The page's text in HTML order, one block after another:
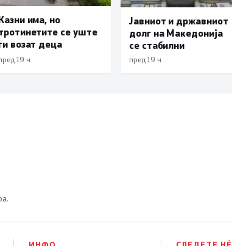
има, но
се уште
возат деца
19 ч.
Јавниот и државниот
долг на Македонија
се стабилни
пред 19 ч.